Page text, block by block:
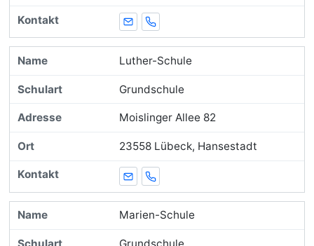
E-MailTelefon
Luther-Schule
Grundschule
Moislinger Allee 82
23558 Lübeck, Hansestadt
E-MailTelefon
Marien-Schule